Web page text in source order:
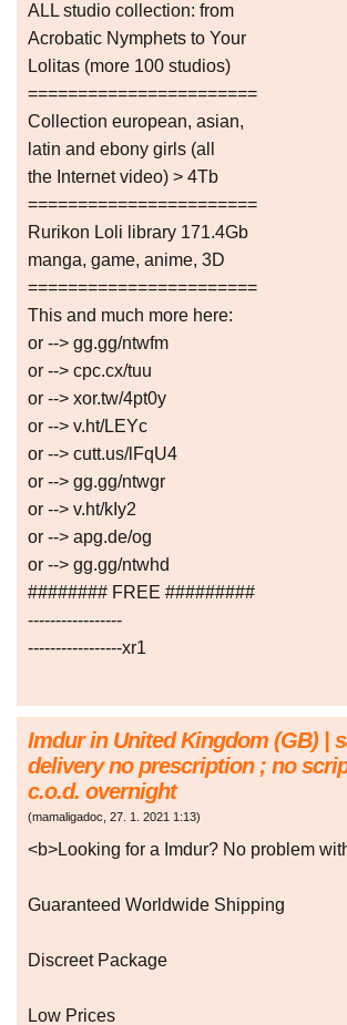
ALL studio collection: from
Acrobatic Nymрhеts to Your
Lоlitаs (more 100 studios)
=======================
Collection european, asian,
latin and ebony girls (all
the Internet video) > 4Tb
=======================
Rurikon Lоli library 171.4Gb
manga, game, anime, 3D
=======================
This and much more here:
or --> gg.gg/ntwfm
or --> cpc.cx/tuu
or --> xor.tw/4pt0y
or --> v.ht/LEYc
or --> cutt.us/lFqU4
or --> gg.gg/ntwgr
or --> v.ht/kIy2
or --> apg.de/og
or --> gg.gg/ntwhd
######## FREE #########
-----------------
-----------------xr1
Imdur in United Kingdom (GB) |
delivery no prescription ; no
c.o.d. overnight
(mamaligadoc, 27. 1. 2021 1:13)
<b>Looking for a Imdur? No problem
Guaranteed Worldwide Shipping
Discreet Package
Low Prices